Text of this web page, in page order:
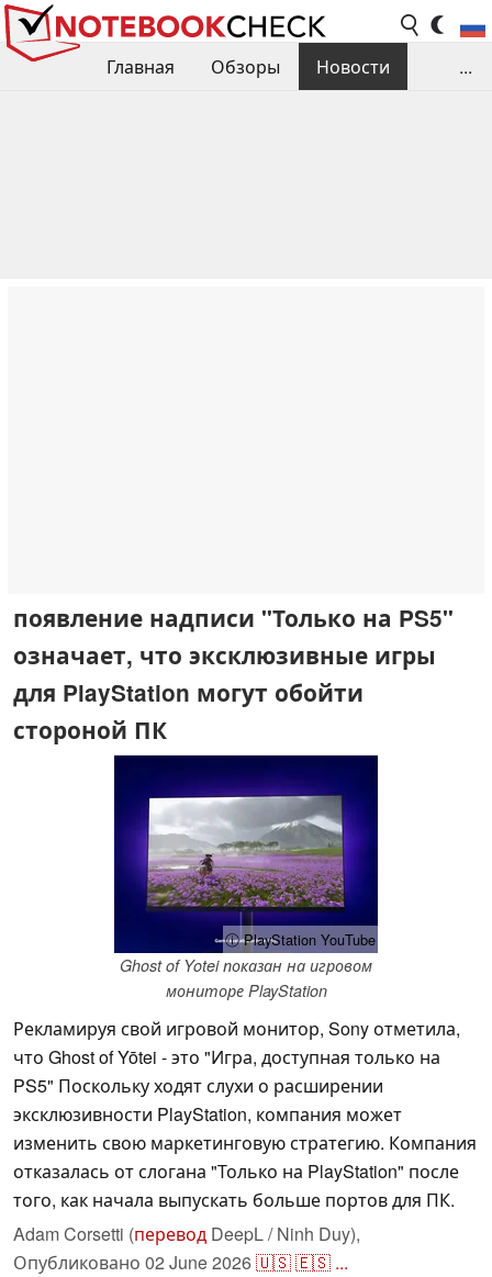
Главная Обзоры
Новости
...
появление надписи "Только на PS5"
означает, что эксклюзивные игры
для PlayStation могут обойти
стороной ПК
ⓘ PlayStation YouTube
Ghost of Yotei показан на игровом
мониторе PlayStation
Рекламируя свой игровой монитор, Sony отметила,
что Ghost of Yōtei - это "Игра, доступная только на
PS5" Поскольку ходят слухи о расширении
эксклюзивности PlayStation, компания может
изменить свою маркетинговую стратегию. Компания
отказалась от слогана "Только на PlayStation" после
того, как начала выпускать больше портов для ПК.
Adam Corsetti (перевод DeepL / Ninh Duy),
Опубликовано 02 June 2026🇺🇸🇪🇸 ...